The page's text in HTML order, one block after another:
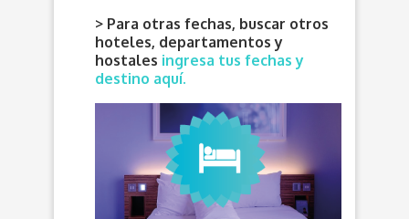
> Para otras fechas, buscar otros
hoteles, departamentos y
hostales ingresa tus fechas y
destino aquí.